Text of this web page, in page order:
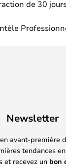
de 30
Newsletter
avant-première
tendances
et recevez un bon